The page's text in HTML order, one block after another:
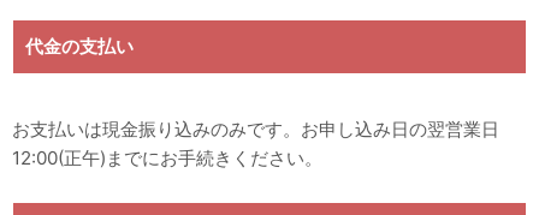
代金の支払い
お支払いは現金振り込みのみです。お申し込み日の翌営業日
12:00(正午)までにお手続きください。